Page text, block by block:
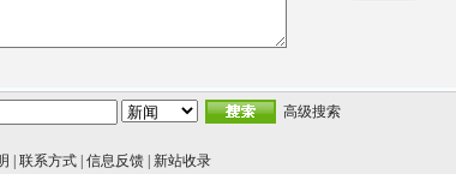
高级搜索
联系方式 信息反馈 新站收录